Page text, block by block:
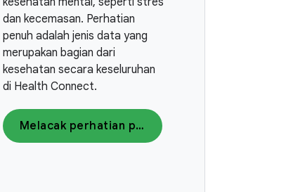
dan kecemasan. Perhatian
penuh adalah jenis data yang
merupakan bagian dari
kesehatan secara keseluruhan
di Health Connect.
Melacak perhatian penuh